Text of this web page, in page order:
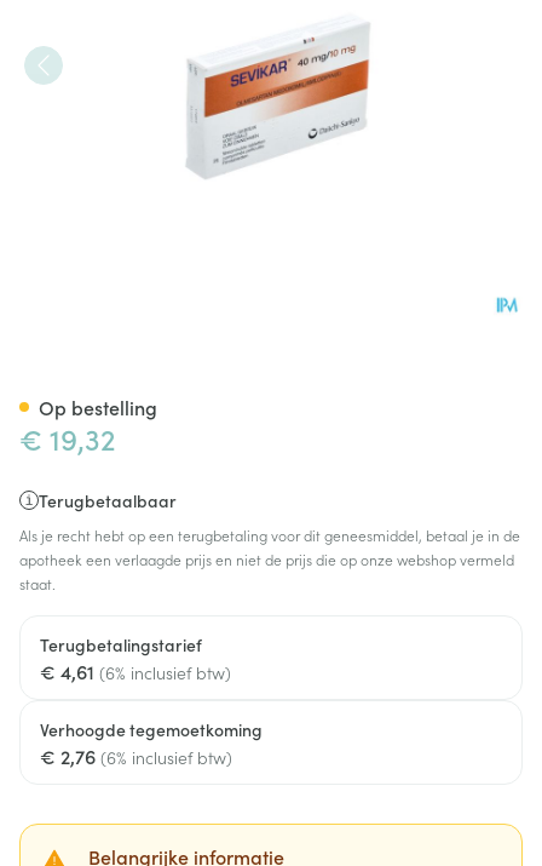
€ 19,32
Terugbetaalbaar
Als je recht hebt op een terugbetaling voor dit geneesmiddel, betaal je in de
apotheek een verlaagde prijs en niet de prijs die op onze webshop vermeld
staat.
Terugbetalingstarief
€ 4,61 (6% inclusief btw)
Verhoogde tegemoetkoming
€ 2,76 (6% inclusief btw)
Belangrijke informatie
Op bestelling